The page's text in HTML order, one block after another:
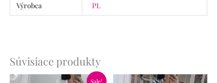
Výrobca
PL
Súvisiace produkty
Sale!
PôvodnáAktuálna